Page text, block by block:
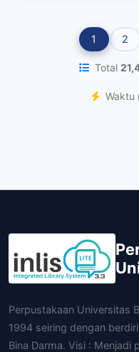
1 2
Total
Waktu
Perpustakaan Universitas
1994 seiring dengan
Bina Darma. Visi :